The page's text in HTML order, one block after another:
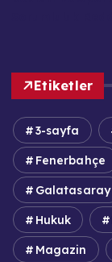
Etiketler
3-sayfa
Fenerbahçe
Galatasaray
Hukuk
Magazin